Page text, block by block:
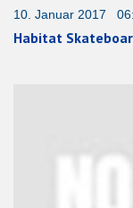
10. Januar 2017
Habitat